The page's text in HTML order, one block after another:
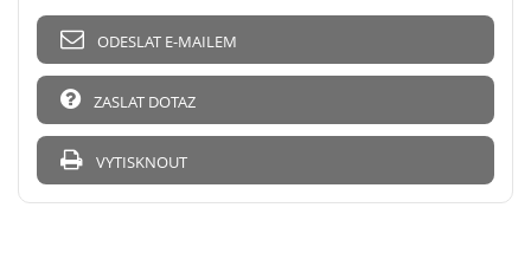
ODESLAT E-MAILEM
ZASLAT DOTAZ
VYTISKNOUT